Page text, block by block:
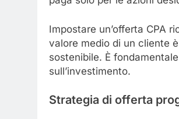
Impostare un’offerta CPA
valore medio di un cliente
sostenibile. È
sull’investimento.
Strategia di offerta